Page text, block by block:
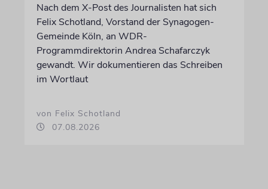
Nach dem X-Post des Journalisten hat sich
Felix Schotland, Vorstand der Synagogen-
Gemeinde Köln, an WDR-
Programmdirektorin Andrea Schafarczyk
gewandt. Wir dokumentieren das Schreiben
im Wortlaut
von Felix Schotland
07.08.2026